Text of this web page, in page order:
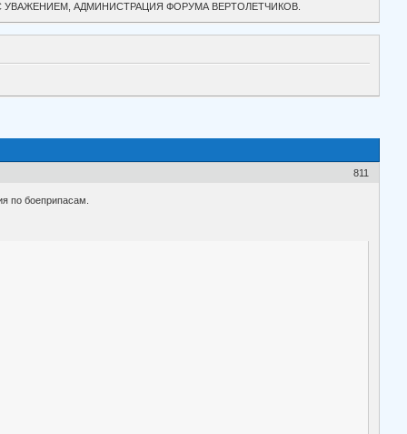
УВАЖЕНИЕМ, АДМИНИСТРАЦИЯ ФОРУМА ВЕРТОЛЕТЧИКОВ.
811
по боеприпасам.